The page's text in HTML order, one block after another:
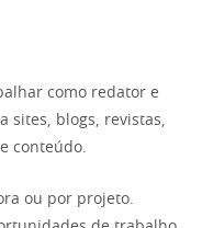
como redator e
sites, blogs, revistas,
conteúdo.
ou por projeto.